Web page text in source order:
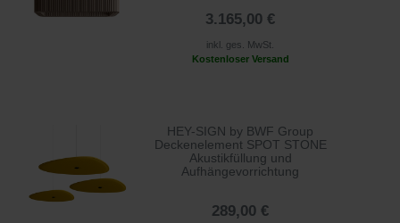
3.165,00 €
inkl. ges. MwSt.
Kostenloser Versand
HEY-SIGN by BWF Group
Deckenelement SPOT STONE
Akustikfüllung und
Aufhängevorrichtung
289,00 €